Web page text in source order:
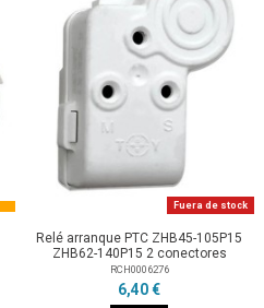
Fuera de stock
Relé arranque PTC ZHB45-105P15
ZHB62-140P15 2 conectores
RCH0006276
6,40 €